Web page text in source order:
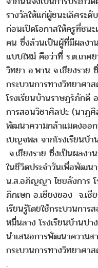
รางวัลให้แก่ผู้ชนะเลิศระ
ก่อนเปิดโอกาสให้ครูที่ชน
คน ซึ่งล้วนเป็นผู้ที่มีผลงา
แบบใหม่ คือว่าที่ ร.ต.เกศ
วิทยา อ.พาน จ.เชียงราย
กระบวนการทางวิทยาศ
โรงเรียนบ้านราษฎร์ภักดี
การสอนวิชาศิลปะ (นาฎ
พัฒนาความกล้าแมดงออ
เบญจพล จากโรงเรียนบ้
จ.เชียงราย ซึ่งเป็นผลงา
ในชีวิตประจำวันเพื่อพัฒน
น.ส.อภิญญา ไชยลังการ โ
ภิกเษก อ.เชียงของ จ.เชี
เรียนรู้โดยใช้กระบวนกา
หมื่นลาง โรงเรียนบ้านปา
นำเสนอการพัฒนาความส
กระบวนการทางวิทยาศา
.